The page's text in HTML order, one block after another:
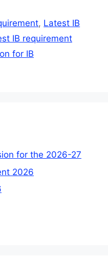
, Latest IB
IB requirement
for IB
for the 2026-27
2026